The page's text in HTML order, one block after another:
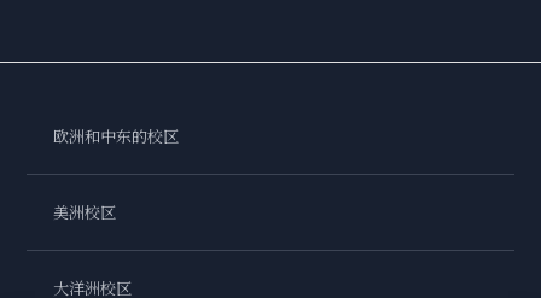
欧洲和中东的校区
美洲校区
大洋洲校区